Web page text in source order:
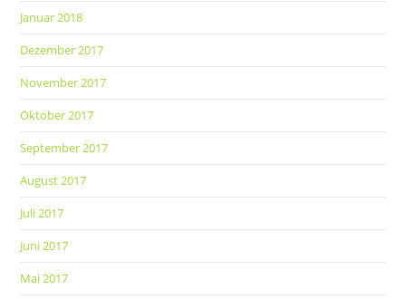
Januar 2018
Dezember 2017
November 2017
Oktober 2017
September 2017
August 2017
Juli 2017
Juni 2017
Mai 2017